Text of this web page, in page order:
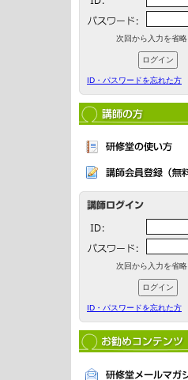
次回から入力を省略
ID・パスワードを忘れた方
次回から入力を省略
ID・パスワードを忘れた方